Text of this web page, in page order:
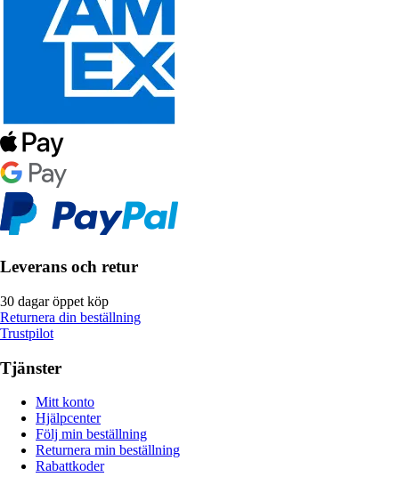
Leverans och retur
30 dagar öppet köp
Returnera din beställning
Trustpilot
Tjänster
Mitt konto
Hjälpcenter
Följ min beställning
Returnera min beställning
Rabattkoder